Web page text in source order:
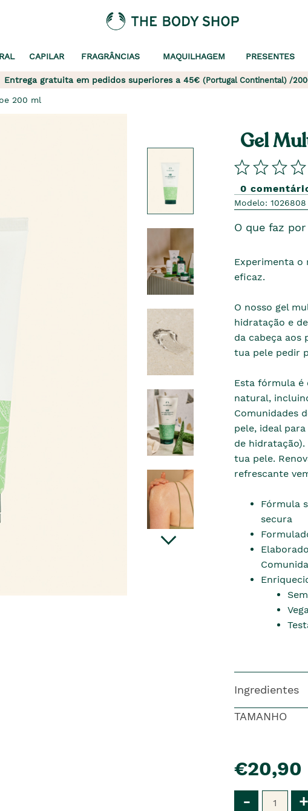
CAPILAR FRAGRÂNCIAS MAQUILHAGEM PRESENTES
Entrega gratuita em pedidos superiores a 45€ (Portugal Continental) /
200 ml
Gel
0
Modelo: 1026808
O que faz
Experimenta o
eficaz.
O nosso gel
hidratação e
da cabeça aos
tua pele pedir
Esta fórmula é
natural,
Comunidades
pele, ideal
de
tua pele.
refrescante
Fórmula
secura
Ingredientes
TAMANHO
€20,90
- +